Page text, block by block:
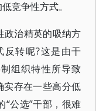
竞争性方式。
政治精英的吸纳方
反转呢?这是由干
组织特性所导致
实存在一些高分低
“公选”干部，很难